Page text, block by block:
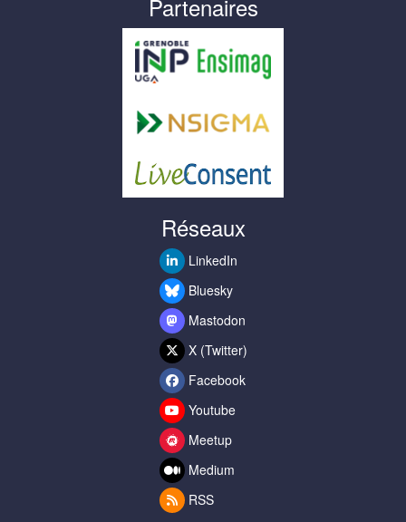
Partenaires
Réseaux
LinkedIn
Bluesky
Mastodon
X (Twitter)
Facebook
Youtube
Meetup
Medium
RSS